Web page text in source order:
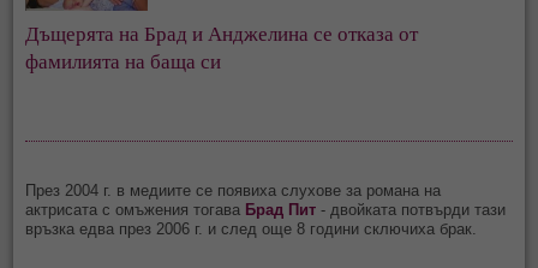
Дъщерята на Брад и Анджелина се отказа от
фамилията на баща си
През 2004 г. в медиите се появиха слухове за романа на
актрисата с омъжения тогава Брад Пит - двойката потвърди тази
връзка едва през 2006 г. и след още 8 години сключиха брак.